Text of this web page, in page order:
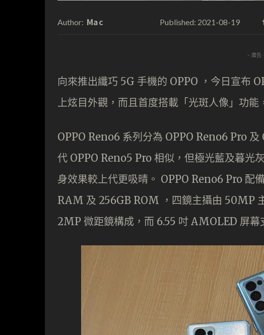
Author: Mac Published: 2021-08-19
- 廣告
向來推出纖巧 5G 手機的 OPPO ，今日宣布
上炫目外觀，而且首度搭載「光斑人像」功
OPPO Reno6 系列分為 OPPO Reno6 Pro
代 OPPO Reno5 Pro 相似，但極光藍及暮光
身效果較上代更吸晴。 OPPO Reno6 Pro
RAM 及 256GB ROM ，四鏡主攝由 50MP
2MP 微距鏡構成，而 6.55 吋 AMOLED 屏幕